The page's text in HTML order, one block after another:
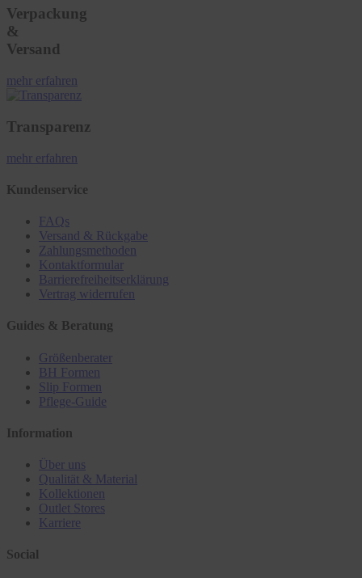
Verpackung
&
Versand
mehr erfahren
Transparenz
mehr erfahren
Kundenservice
FAQs
Versand & Rückgabe
Zahlungsmethoden
Kontaktformular
Barrierefreiheitserklärung
Vertrag widerrufen
Guides & Beratung
Größenberater
BH Formen
Slip Formen
Pflege-Guide
Information
Über uns
Qualität & Material
Kollektionen
Outlet Stores
Karriere
Social